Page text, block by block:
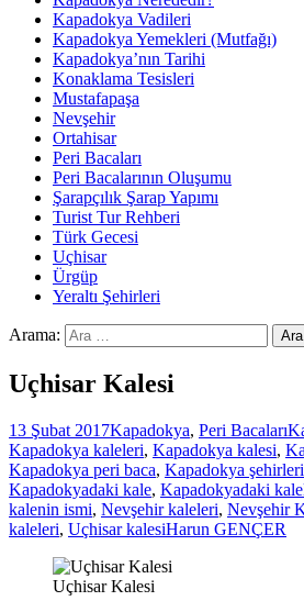
Kapadokya Vadileri
Kapadokya Yemekleri (Mutfağı)
Kapadokya’nın Tarihi
Konaklama Tesisleri
Mustafapaşa
Nevşehir
Ortahisar
Peri Bacaları
Peri Bacalarının Oluşumu
Şarapçılık Şarap Yapımı
Turist Tur Rehberi
Türk Gecesi
Uçhisar
Ürgüp
Yeraltı Şehirleri
Arama:
Uçhisar Kalesi
13 Şubat 2017Kapadokya, Peri Bacaları
Kapadokya kaleleri, Kapadokya kalesi,
Kapadokya peri baca, Kapadokya şehirleri
Kapadokyadaki kale, Kapadokyadaki
kalenin ismi, Nevşehir kaleleri, Nevşehir
kaleleri, Uçhisar kalesiHarun GENÇER
Uçhisar Kalesi